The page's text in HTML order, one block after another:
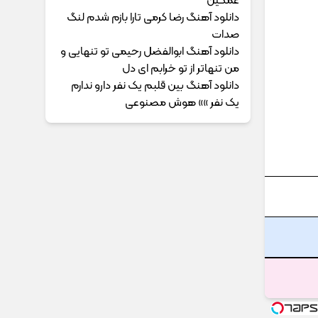
دانلود آهنگ رضا کرمی تارا بازم شدم لنگ
صدات
دانلود آهنگ ابوالفضل رحیمی ﺗﻮ ﺗﻨﻬﺎﻳﻰ و
ﻣﻦ ﺗﻨﻬﺎﺗﺮ از ﺗﻮ ﺧﺮاﺑﻢ ای دل
دانلود آهنگ بین قلبم یک نفر دارو ندارم
یک نفر »» هوش مصنوعی